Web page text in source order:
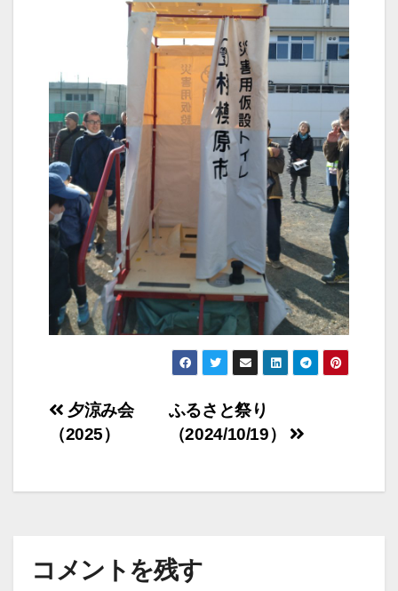
投
稿
ナ
ゲ
ふるさと祭り
（2024/10/19）
夕涼み会
（2025）
コメントを残す